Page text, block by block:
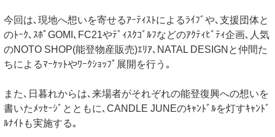
今回は､現地へ想いを寄せるｱｰﾃｨｽﾄによるﾗｲﾌﾞや､支援団体と
のﾄｰｸ､ｽﾎﾟGOMI､FC21やﾃﾞｨｽｸｺﾞﾙﾌなどのｱｸﾃｨﾋﾞﾃｨ企画､人気
のNOTO SHOP(能登物産販売)ｴﾘｱ､NATAL DESIGNと仲間た
ちによるﾏｰｹｯﾄやﾜｰｸｼｮｯﾌﾟ展開を行う｡
また､日暮れからは､来場者がそれぞれの能登復興への想いを
書いたﾒｯｾｰｼﾞとともに､CANDLE JUNEのｷｬﾝﾄﾞﾙを灯すｷｬﾝﾄﾞ
ﾙﾅｲﾄも実施する｡